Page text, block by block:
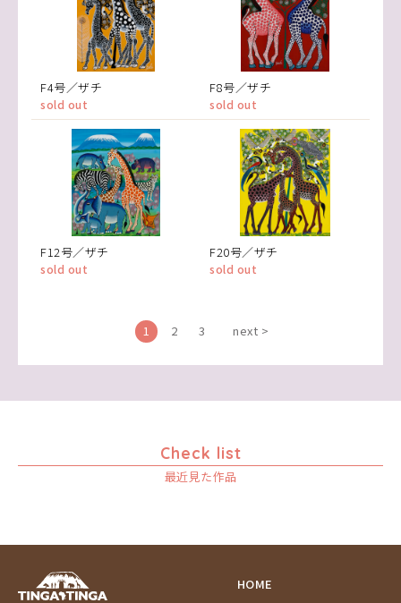
F4号／ザチ
sold out
F8号／ザチ
sold out
F12号／ザチ
sold out
F20号／ザチ
sold out
1 2 3 next >
Check list
最近見た作品
HOME